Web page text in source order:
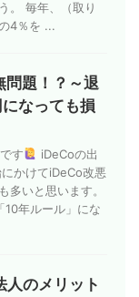
。 毎年、（取り
4％を ...
問題！？～退
なっても損
す
iDeCoの出
かけてiDeCo改悪
多いと思います。
10年ルール」にな
人のメリット